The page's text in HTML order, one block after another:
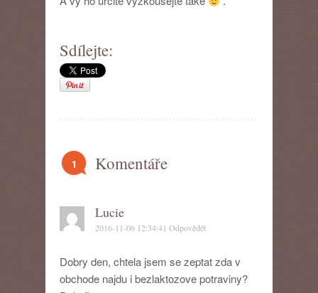
Sdílejte:
1 Komentáře
Lucie
2016-11-06 12:34:41Odpovědět
Dobry den, chtela jsem se zeptat zda v
obchode najdu i bezlaktozove potraviny?